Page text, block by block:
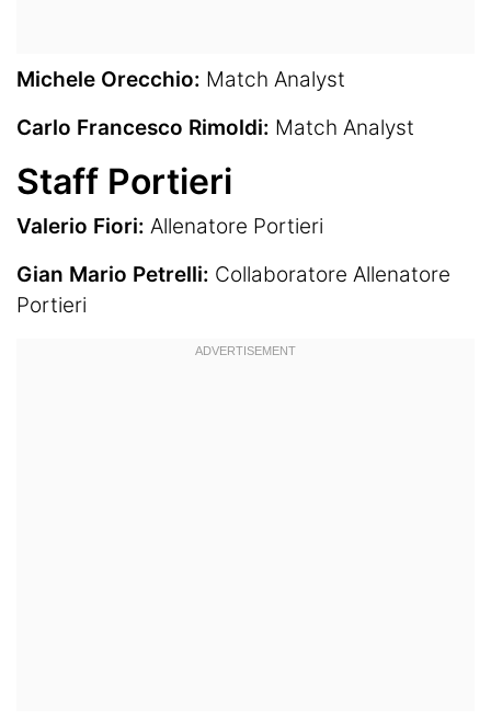
Michele Orecchio: Match Analyst
Carlo Francesco Rimoldi: Match Analyst
Staff Portieri
Valerio Fiori: Allenatore Portieri
Gian Mario Petrelli: Collaboratore Allenatore
Portieri